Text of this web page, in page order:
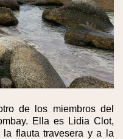
de los miembros del
Ella es Lidia Clot,
la flauta travesera y a la